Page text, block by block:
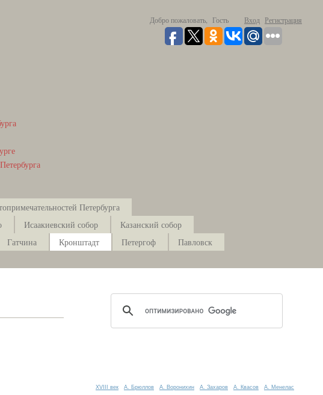
Добро пожаловать, Гость Вход Регистрация
Петербурга
Исаакиевский собор
Казанский собор
Гатчина Кронштадт Петергоф
Павловск
XVIII век А. Брюллов А. Воронихин А. Захаров А. Квасов
А. Менелас